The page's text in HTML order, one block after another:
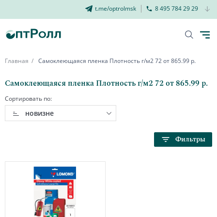
t.me/optrolmsk 8 495 784 29 29
Главная Самоклеющаяся пленка Плотность г/м2 72 от 865.99 р.
Самоклеющаяся пленка Плотность г/м2 72 от 865.99 р.
Сортировать по:
новизне
Фильтры